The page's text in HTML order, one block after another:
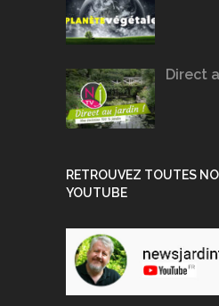
Direct
RETROUVEZ TOUTES
YOUTUBE